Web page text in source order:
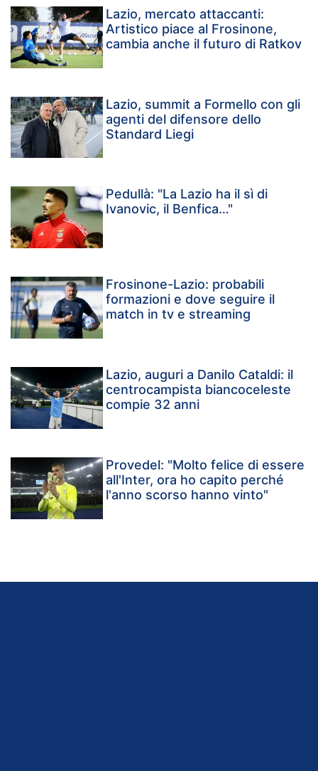
Lazio, mercato attaccanti:
Artistico piace al Frosinone,
cambia anche il futuro di Ratkov
Lazio, summit a Formello con gli
agenti del difensore dello
Standard Liegi
Pedullà: "La Lazio ha il sì di
Ivanovic, il Benfica…"
Frosinone-Lazio: probabili
formazioni e dove seguire il
match in tv e streaming
Lazio, auguri a Danilo Cataldi: il
centrocampista biancoceleste
compie 32 anni
Provedel: "Molto felice di essere
all'Inter, ora ho capito perché
l'anno scorso hanno vinto"